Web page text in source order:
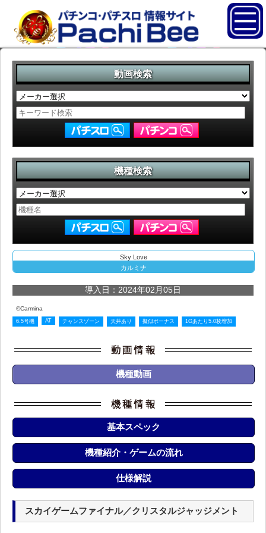
動画検索
機種検索
Sky Love
カルミナ
導入日：2024年02月05日
©Carmina
6.5号機 AT チャンスゾーン 天井あり 擬似ボーナス 1Gあたり5.0枚増加
機種動画
基本スペック
機種紹介・ゲームの流れ
仕様解説
スカイゲームファイナル／クリスタルジャッジメント